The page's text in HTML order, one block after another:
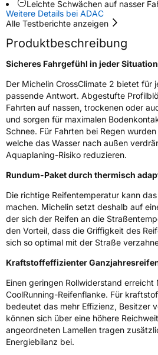
3PMSF / Schneeflockensymbol /
EPREL ID1834497
Allgemeine Produktsicherheit
HerstellerkontaktMANUFACTURE
PNEUMATIQUES
Carmes-Déchaux
Ferrand Frankreich,
Leichte Schwächen auf nasser
Weitere Details bei ADAC
Alle Testberichte anzeigen
Produktbeschreibung
Sicheres Fahrgefühl in jeder Situation
Der Michelin CrossClimate 2 bietet für
passende Antwort. Abgestufte
Fahrten auf nassen, trockenen oder
und sorgen für maximalen
Schnee. Für Fahrten bei Regen
welche das Wasser nach außen
Aquaplaning-Risiko reduzieren.
Rundum-Paket durch thermisch
Die richtige Reifentemperatur kann
machen. Michelin setzt deshalb auf
der sich der Reifen an die
den Vorteil, dass die Griffigkeit des
sich so optimal mit der Straße
Kraftstoffeffizienter
Einen geringen Rollwiderstand erreicht
CoolRunning-Reifenflanke. Für
bedeutet das mehr Effizienz, Besitzer
können sich über eine höhere
angeordneten Lamellen tragen
Energiebilanz bei.